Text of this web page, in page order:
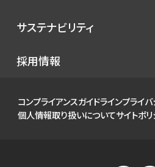
イベント
お知らせ
IRニュース
財務ハイライト
IRライブラリ
サステナビリティ
環境
ガバナンス
採用情報
コンプライアンスガイドラインプライ
個人情報取り扱いについてサイトポ